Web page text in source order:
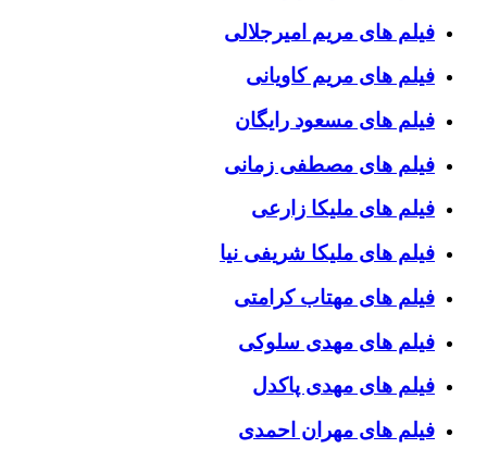
فیلم های مریم امیرجلالی
فیلم های مریم کاویانی
فیلم های مسعود رایگان
فیلم های مصطفی زمانی
فیلم های ملیکا زارعی
فیلم های ملیکا شریفی نیا
فیلم های مهتاب کرامتی
فیلم های مهدی سلوکی
فیلم های مهدی پاکدل
فیلم های مهران احمدی